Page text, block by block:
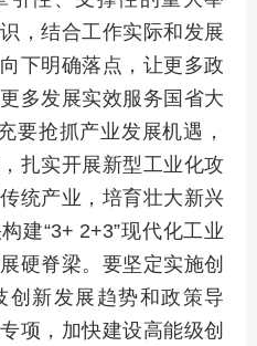
，结合工作实际和发展
下明确落点，让更多政
多发展实效服务国省大
要抢抓产业发展机遇，
扎实开展新型工业化攻
统产业，培育壮大新兴
建“3+ 2+3”现代化工业
硬脊梁。要坚定实施创
创新发展趋势和政策导
项，加快建设高能级创